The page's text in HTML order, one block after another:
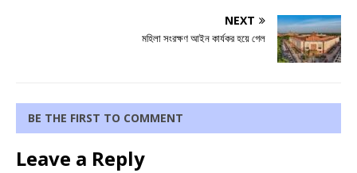
NEXT
মহিলা সংরক্ষণ আইন কার্যকর হয়ে গেল
BE THE FIRST TO COMMENT
Leave a Reply